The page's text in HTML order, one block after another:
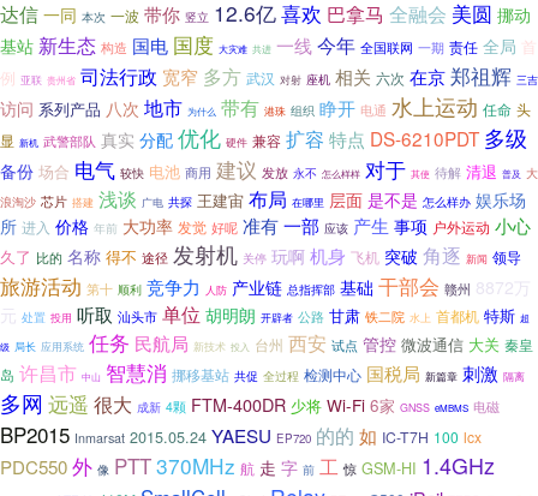
达信一同 本次 一波 带你 竖立 12.6亿喜欢 巴拿马 全融会 美圆 挪动
基站 新生态 构造 国电 国度 大灾难 共进 一线今年 全国联网 一期 责任 全局 首
例 亚联 贵州省 司法行政 宽窄 多方 武汉 对射 座机 相关 六次 在京郑祖辉 三吉
访问 系列产品 八次 地市 为什么 带有 港珠 组织 睁开 电通 水上运动 任命 头
显 新机 武警部队 真实 分配 优化 硬件 兼容 扩容 特点 DS-6210PDT 多级
备份 场合 电气 较快 电池 商用 建议 发放 永不 怎么样样 对于 其使 待解 清退 普及 大
浪淘沙 芯片 搭建 浅谈 广电 共探 王建宙 布局 在哪里 层面 是不是 怎么样办 娱乐场
所 进入 价格 年前 大功率 发觉 好呢 准有一部 应该 产生 事项 户外运动 小心
久了 比的 名称 得不 途径 发射机 关停 玩啊 机身 飞机 突破 角逐 新闻 领导
旅游活动 第十 顺利 竞争力 人防 产业链 总指挥部 基础 干部会 赣州 8872万
元 处置 投用 听取 汕头市 单位 胡明朗 开辟者 公路 甘肃 铁二院 水上 首都机 特斯 超
级 局长 应用系统 任务 民航局 新技术 投入 台州 西安 试点 管控 微波通信 大关 秦皇
岛 许昌市 中山 智慧消 挪移基站 共促 全过程 检测中心 国税局 新篇章 刺激 隔离
多网 远遥 很大 成新 4颗 FTM-400DR 少将 Wi-Fi 6家 GNSS eMBMS 电磁
BP2015 Inmarsat 2015.05.24 YAESU EP720 的的 如 IC-T7H 100 lcx
PDC550外 像 PTT370MHz 航 走 字 前 工 惊 GSM-HI 1.4GHz